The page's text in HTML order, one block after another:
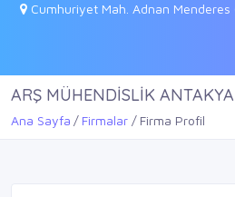
Cumhuriyet Mah. Adnan
ARŞ MÜHENDİSLİK ANTAKYA
Ana Sayfa Firmalar Firma Profil